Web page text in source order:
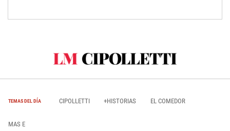
TEMAS DEL DÍA CIPOLLETTI +HISTORIAS EL COMEDOR
MAS E